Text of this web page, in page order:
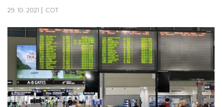
29. 10. 2021 COT